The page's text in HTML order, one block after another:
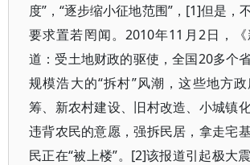
度”，“逐步缩小征地范围”，[1]但是，
要求置若罔闻。2010年11月2日，
道：受土地财政的驱使，全国20多个
规模浩大的“拆村”风潮，这些地方
筹、新农村建设、旧村改造、小城镇
违背农民的意愿，强拆民居，拿走宅
民正在“被上楼”。[2]该报道引起极大